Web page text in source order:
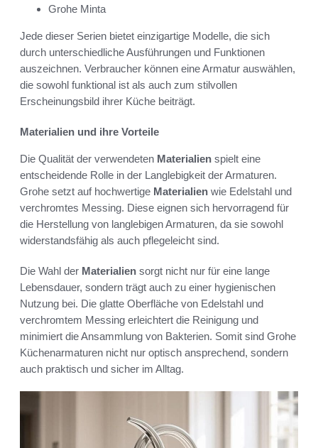
Grohe Minta
Jede dieser Serien bietet einzigartige Modelle, die sich
durch unterschiedliche Ausführungen und Funktionen
auszeichnen. Verbraucher können eine Armatur auswählen,
die sowohl funktional ist als auch zum stilvollen
Erscheinungsbild ihrer Küche beiträgt.
Materialien und ihre Vorteile
Die Qualität der verwendeten Materialien spielt eine
entscheidende Rolle in der Langlebigkeit der Armaturen.
Grohe setzt auf hochwertige Materialien wie Edelstahl und
verchromtes Messing. Diese eignen sich hervorragend für
die Herstellung von langlebigen Armaturen, da sie sowohl
widerstandsfähig als auch pflegeleicht sind.
Die Wahl der Materialien sorgt nicht nur für eine lange
Lebensdauer, sondern trägt auch zu einer hygienischen
Nutzung bei. Die glatte Oberfläche von Edelstahl und
verchromtem Messing erleichtert die Reinigung und
minimiert die Ansammlung von Bakterien. Somit sind Grohe
Küchenarmaturen nicht nur optisch ansprechend, sondern
auch praktisch und sicher im Alltag.